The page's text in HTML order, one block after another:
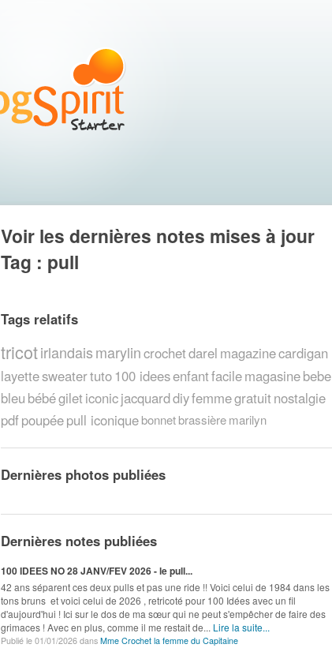
Voir les dernières notes mises à jour
Tag : pull
Tags relatifs
tricotirlandaismarylincrochetdarel magazinecardigan
layettesweatertuto 100 ideesenfantfacilemagasinebebe
bleu bébégileticonicjacquarddiyfemmegratuitnostalgie
pdfpoupéepull iconique bonnet brassière marilyn
Dernières photos publiées
Dernières notes publiées
100 IDEES NO 28 JANV/FEV 2026 - le pull...
42 ans séparent ces deux pulls et pas une ride !! Voici celui de 1984 dans les
tons bruns et voici celui de 2026 , retricoté pour 100 Idées avec un fil
d'aujourd'hui ! Ici sur le dos de ma sœur qui ne peut s'empêcher de faire des
grimaces ! Avec en plus, comme il me restait de... Lire la suite...
Publié le 01/01/2026 dans Mme Crochet la femme du Capitaine